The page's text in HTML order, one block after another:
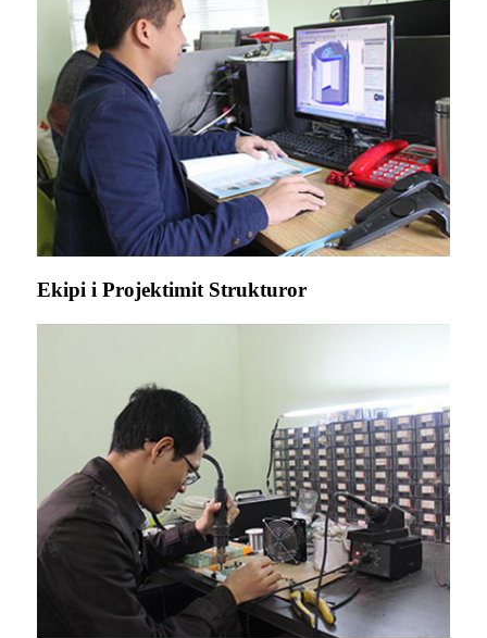
Ekipi i Projektimit Strukturor